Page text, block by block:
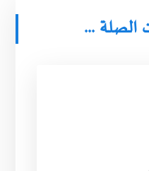
الصلة ...